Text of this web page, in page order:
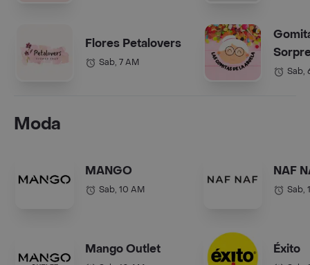
Flores Petalovers
Sab, 7 AM
Sab,
Moda
MANGO
Sab, 10 AM
Mango Outlet
NAF
Sab,
Éxito